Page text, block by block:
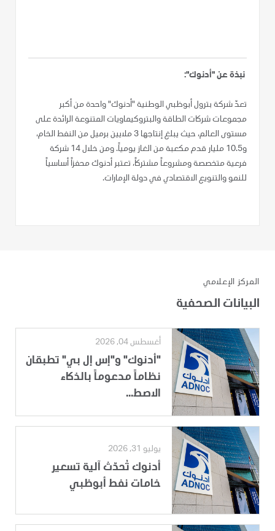
نبذة عن "أدنوك":
تعدّ شركة بترول أبوظبي الوطنية "أدنوك" واحدة من أكبر
مجموعات شركات الطاقة والبتروكيماويات المتنوعة الرائدة على
مستوى العالم، حيث يبلغ إنتاجها 3 ملايين برميل من النفط الخام،
و10.5 مليار قدم مكعبة من الغاز يومياً. ومن خلال 14 شركة
فرعية متخصصة ومشروعاً مشتركاً، تعتبر أدنوك محفزاً أساسياً
للنمو والتنويع الاقتصادي في دولة الإمارات.
المركز الإعلامي
البيانات الصحفية
أغسطس 04, 2026
"أدنوك" و"إس إل بي" تطبقان
نظاماً مدعوماً بالذكاء
الاصط...
يوليو 31, 2026
أدنوك تُحدّث آلية تسعير
خامات نفط أبوظبي